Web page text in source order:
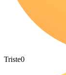
Triste0